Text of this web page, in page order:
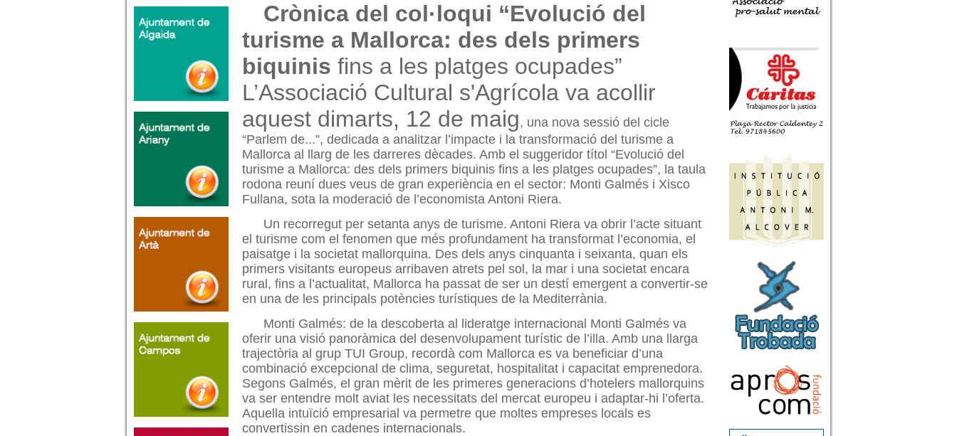
Crònica del col·loqui “Evolució del
turisme a Mallorca: des dels primers
biquinis fins a les platges ocupades”
L’Associació Cultural s'Agrícola va acollir
aquest dimarts, 12 de maig, una nova sessió del cicle
“Parlem de...”, dedicada a analitzar l’impacte i la transformació del turisme a
Mallorca al llarg de les darreres dècades. Amb el suggeridor títol “Evolució del
turisme a Mallorca: des dels primers biquinis fins a les platges ocupades”, la taula
rodona reuní dues veus de gran experiència en el sector: Monti Galmés i Xisco
Fullana, sota la moderació de l’economista Antoni Riera.
Un recorregut per setanta anys de turisme. Antoni Riera va obrir l’acte situant
el turisme com el fenomen que més profundament ha transformat l’economia, el
paisatge i la societat mallorquina. Des dels anys cinquanta i seixanta, quan els
primers visitants europeus arribaven atrets pel sol, la mar i una societat encara
rural, fins a l’actualitat, Mallorca ha passat de ser un destí emergent a convertir-se
en una de les principals potències turístiques de la Mediterrània.
Monti Galmés: de la descoberta al lideratge internacional Monti Galmés va
oferir una visió panoràmica del desenvolupament turístic de l’illa. Amb una llarga
trajectòria al grup TUI Group, recordà com Mallorca es va beneficiar d’una
combinació excepcional de clima, seguretat, hospitalitat i capacitat emprenedora.
Segons Galmés, el gran mèrit de les primeres generacions d’hotelers mallorquins
va ser entendre molt aviat les necessitats del mercat europeu i adaptar-hi l’oferta.
Aquella intuïció empresarial va permetre que moltes empreses locals es
convertissin en cadenes internacionals.